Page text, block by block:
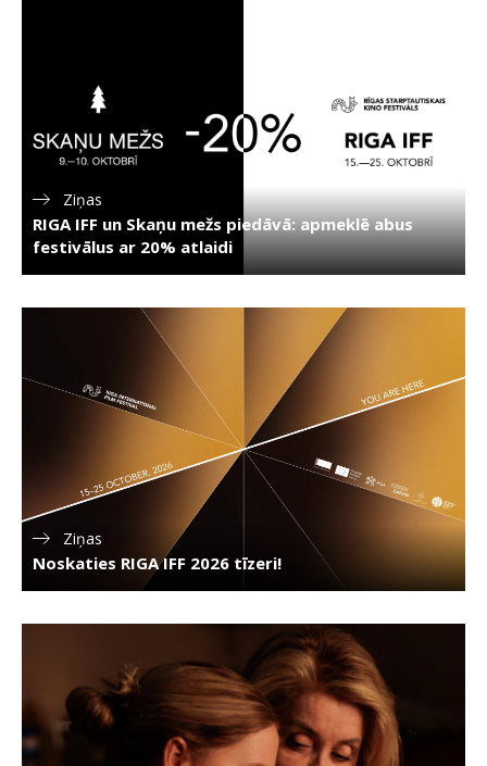
Ziņas
RIGA IFF un Skaņu mežs piedāvā: apmeklē abus
festivālus ar 20% atlaidi
Ziņas
Noskaties RIGA IFF 2026 tīzeri!